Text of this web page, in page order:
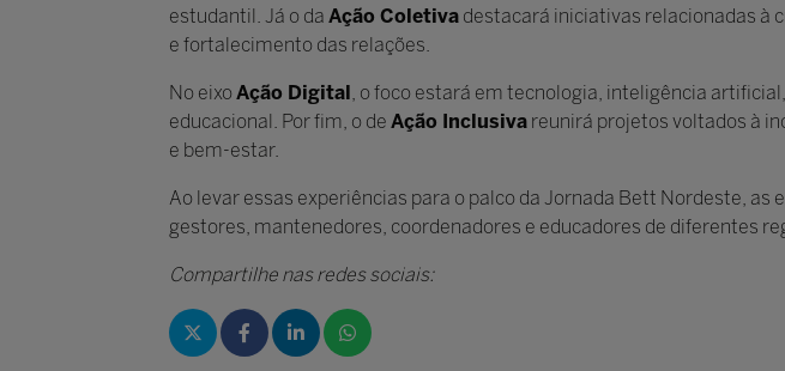
estudantil. Já o da Ação Coletivadestacará iniciativas relacionadas à
e fortalecimento das relações.
No eixoAção Digital, o foco estará em tecnologia, inteligência
educacional. Por fim, o de Ação Inclusivareunirá projetos voltados à
e bem-estar.
Ao levar essas experiências para o palco da Jornada Bett Nordeste,
gestores, mantenedores, coordenadores e educadores de diferentes
Compartilhe nas redes sociais: